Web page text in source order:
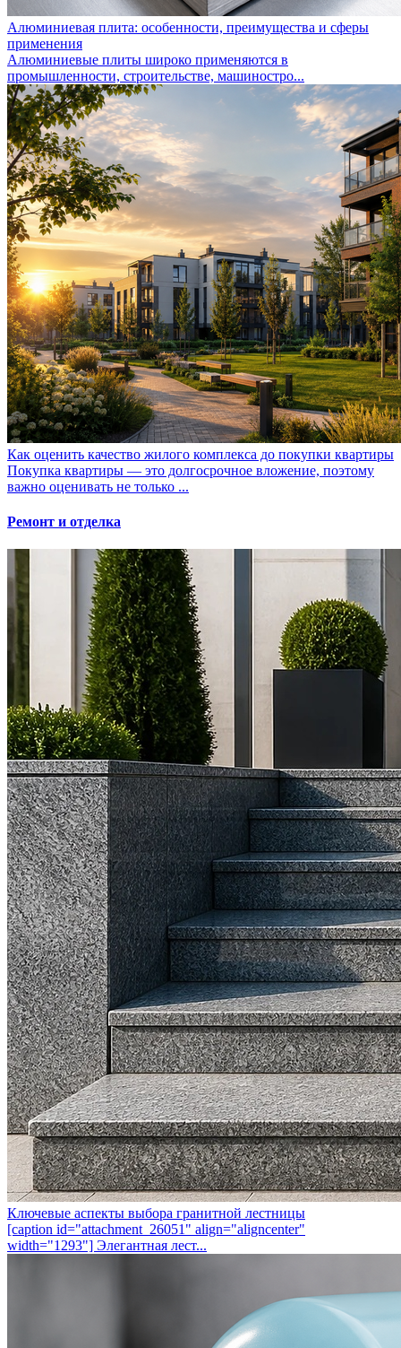
Алюминиевая плита: особенности, преимущества и сферы
применения
Алюминиевые плиты широко применяются в
промышленности, строительстве, машиностро...
Как оценить качество жилого комплекса до покупки квартиры
Покупка квартиры — это долгосрочное вложение, поэтому
важно оценивать не только ...
Ремонт и отделка
Ключевые аспекты выбора гранитной лестницы
[caption id="attachment_26051" align="aligncenter"
width="1293"] Элегантная лест...